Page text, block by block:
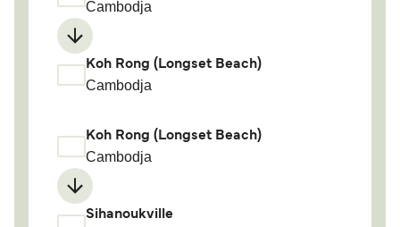
Cambodja
Koh Rong (Longset Beach)
Cambodja
Koh Rong (Longset Beach)
Cambodja
Sihanoukville